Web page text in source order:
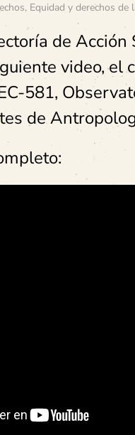
, Equidad y derechos de
de Acción
video, el
581,
de